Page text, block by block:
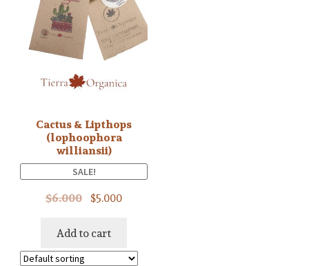
Cactus & Lipthops
(lophoophora
williansii)
SALE!
$6.000 $5.000
Add to cart